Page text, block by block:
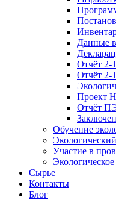
Данные в
Отчёт 2-
Отчёт 2-
Проект
Отчёт
Обучение
Участие в
Сырье
Контакты
Блог